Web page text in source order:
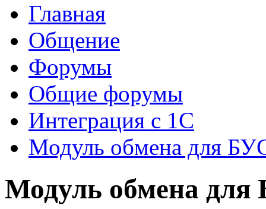
Главная
Общение
Форумы
Общие форумы
Интеграция с 1С
Модуль обмена для
Модуль обмена